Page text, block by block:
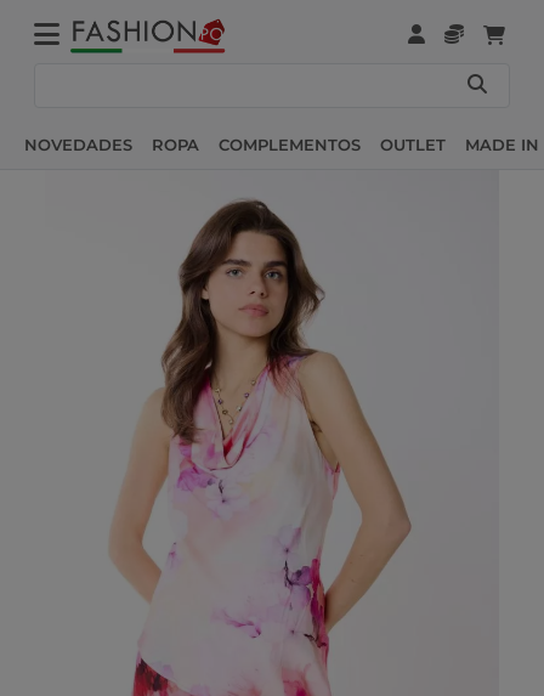
NOVEDADES ROPA COMPLEMENTOS OUTLET MADE IN